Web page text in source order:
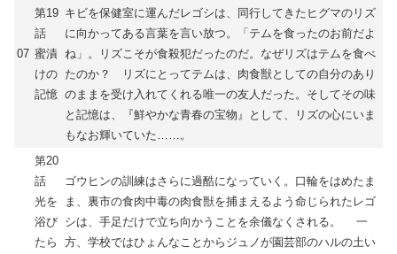
07
第19
話
蜜漬
けの
記憶
キビを保健室に運んだレゴシは、同行してきたヒグマのリズ
に向かってある言葉を言い放つ。「テムを食ったのお前だよ
ね」。リズこそが食殺犯だったのだ。なぜリズはテムを食べ
たのか？ リズにとってテムは、肉食獣としての自分のあり
のままを受け入れてくれる唯一の友人だった。そしてその味
と記憶は、『鮮やかな青春の宝物』として、リズの心にいま
もなお輝いていた……。
第20
話
光を
浴び
たら
ゴウヒンの訓練はさらに過酷になっていく。口輪をはめたま
ま、裏市の食肉中毒の肉食獣を捕まえるよう命じられたレゴ
シは、手足だけで立ち向かうことを余儀なくされる。 一
方、学校ではひょんなことからジュノが園芸部のハルの土い